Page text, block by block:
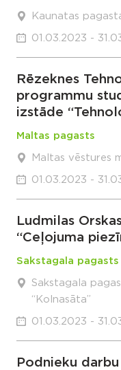
Kaunatas
01.03.2023 -
Rēzeknes
programmu
izstāde
Maltas pagasts
Maltas vēstures
01.03.2023 -
Ludmilas
“Ceļojuma
Sakstagala pagasts
Sakstagala
“Kolnasāta”
01.03.2023 -
Podnieku